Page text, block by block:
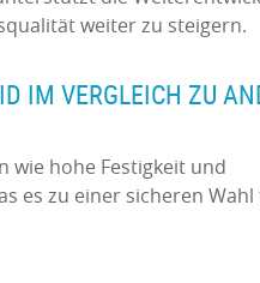
weiter zu steigern.
IM VERGLEICH ZU
wie hohe Festigkeit und
es zu einer sicheren Wahl